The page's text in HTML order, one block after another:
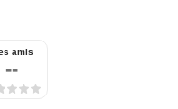
amis
--